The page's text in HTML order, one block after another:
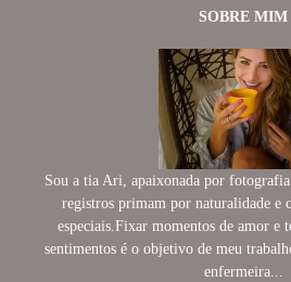
SOBRE MIM
Sou a tia Ari, apaixonada por
registros primam por naturalidade e
especiais.Fixar momentos de amor e
sentimentos é o objetivo de meu
enfermeira...